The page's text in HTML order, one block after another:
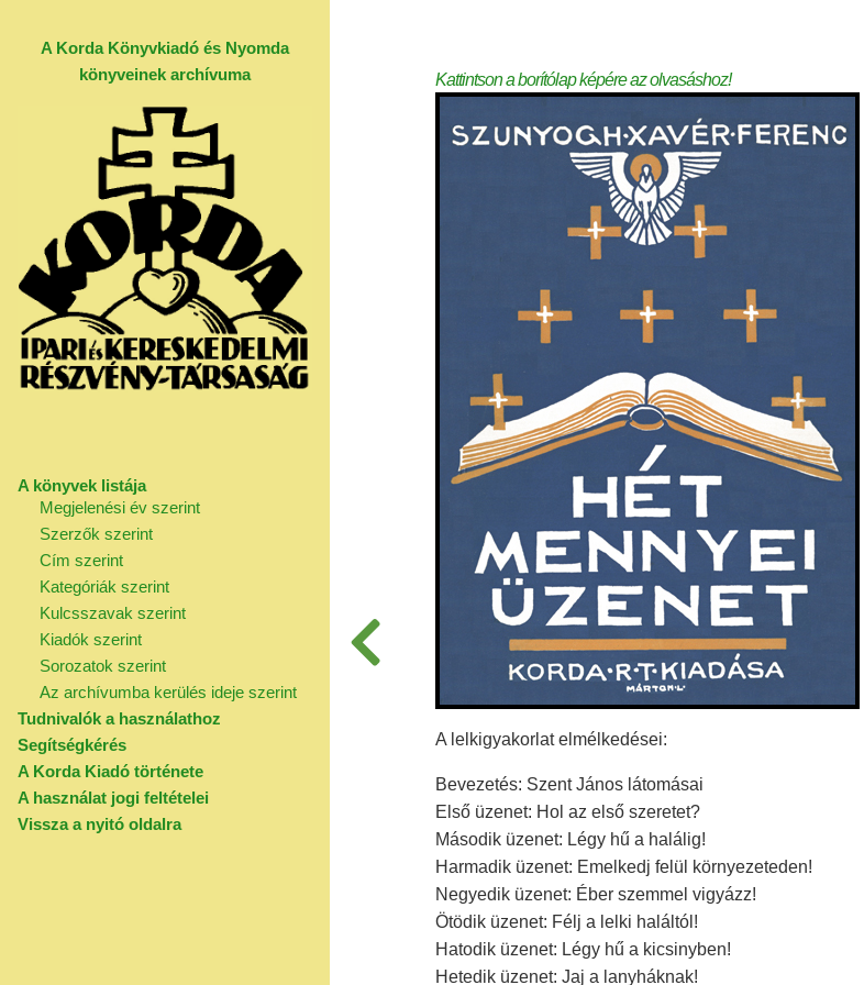
A Korda Könyvkiadó és Nyomda
könyveinek archívuma
A könyvek listája
Megjelenési év szerint
Szerzők szerint
Cím szerint
Kategóriák szerint
Kulcsszavak szerint
Kiadók szerint
Sorozatok szerint
Az archívumba kerülés ideje szerint
Tudnivalók a használathoz
Segítségkérés
A Korda Kiadó története
A használat jogi feltételei
Vissza a nyitó oldalra
Kattintson a borítólap képére az olvasáshoz!
A lelkigyakorlat elmélkedései:
Bevezetés: Szent János látomásai
Első üzenet: Hol az első szeretet?
Második üzenet: Légy hű a halálig!
Harmadik üzenet: Emelkedj felül környezeteden!
Negyedik üzenet: Éber szemmel vigyázz!
Ötödik üzenet: Félj a lelki haláltól!
Hatodik üzenet: Légy hű a kicsinyben!
Hetedik üzenet: Jaj a lanyháknak!